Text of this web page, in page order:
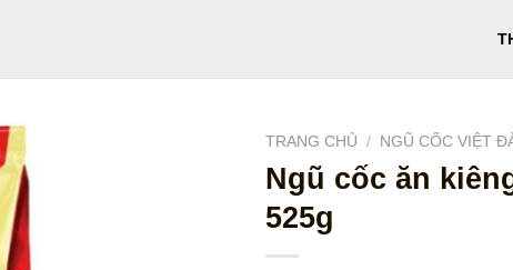
TRANG CHỦ / NGŨ CỐC VIỆT
Ngũ cốc ăn
525g